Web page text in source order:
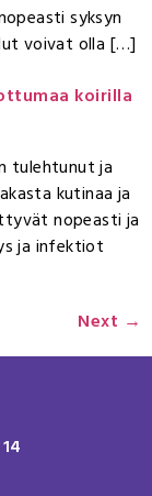
syksyn
voivat olla […]
koirilla
tulehtunut ja
kutinaa ja
nopeasti ja
ja infektiot
Next →